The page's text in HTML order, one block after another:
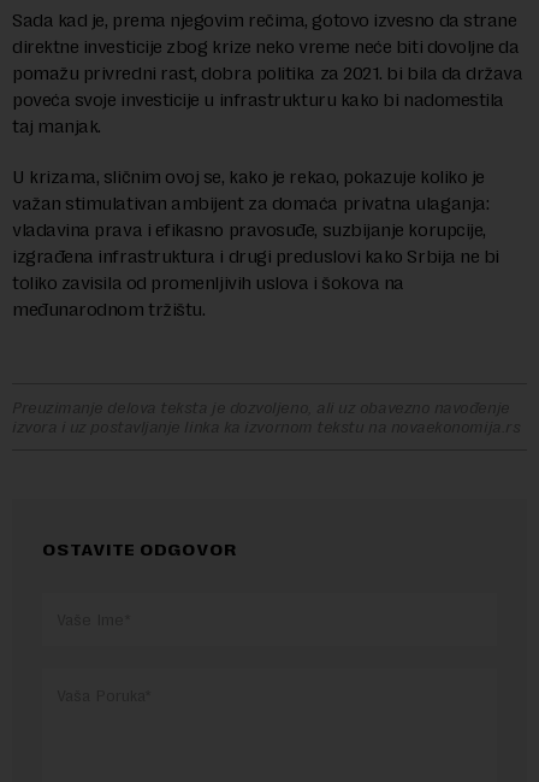
Sada kad je, prema njegovim rečima, gotovo izvesno da strane
direktne investicije zbog krize neko vreme neće biti dovoljne da
pomažu privredni rast, dobra politika za 2021. bi bila da država
poveća svoje investicije u infrastrukturu kako bi nadomestila
taj manjak.
U krizama, sličnim ovoj se, kako je rekao, pokazuje koliko je
važan stimulativan ambijent za domaća privatna ulaganja:
vladavina prava i efikasno pravosuđe, suzbijanje korupcije,
izgrađena infrastruktura i drugi preduslovi kako Srbija ne bi
toliko zavisila od promenljivih uslova i šokova na
međunarodnom tržištu.
Preuzimanje delova teksta je dozvoljeno, ali uz obavezno navođenje
izvora i uz postavljanje linka ka izvornom tekstu na novaekonomija.rs
OSTAVITE ODGOVOR